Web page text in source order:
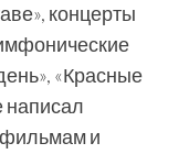
концерты
«Красные
написал
и